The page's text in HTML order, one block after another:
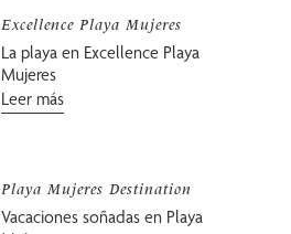
Excellence Playa Mujeres
La playa en Excellence Playa
Mujeres
Leer más
Playa Mujeres Destination
Vacaciones soñadas en Playa